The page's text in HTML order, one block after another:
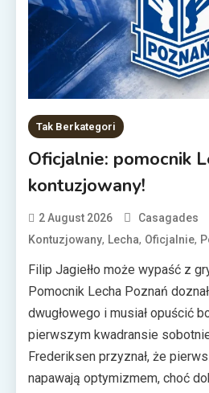
Tak Berkategori
Oficjalnie: pomocnik
kontuzjowany!
2 August 2026 Casagades
Kontuzjowany, Lecha, Oficjalnie,
Filip Jagiełło może wypaść z
Pomocnik Lecha Poznań
dwugłowego i musiał opuścić
pierwszym kwadransie
Frederiksen przyznał, że
napawają optymizmem, choć